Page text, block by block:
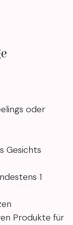
oder
Gesichts
1
Produkte für